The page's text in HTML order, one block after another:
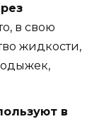
в свою
жидкости,
в